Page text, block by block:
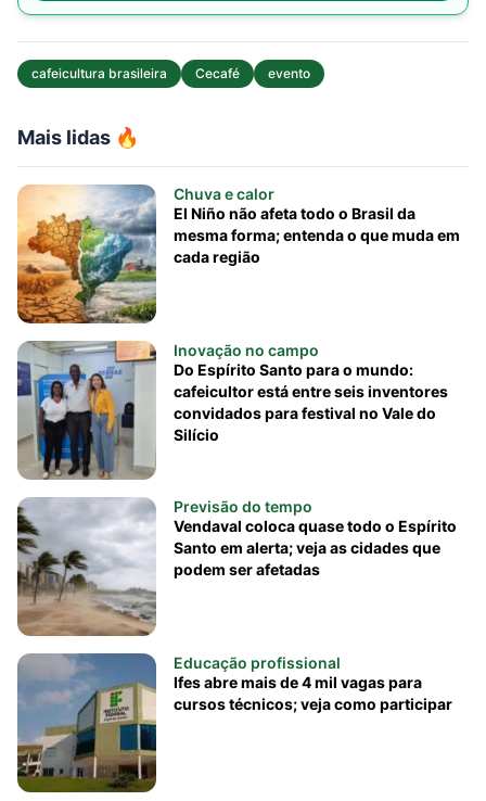
Mais lidas 🔥
Chuva e calor
El Niño não afeta todo o Brasil da
mesma forma; entenda o que muda em
cada região
Inovação no campo
Do Espírito Santo para o mundo:
cafeicultor está entre seis inventores
convidados para festival no Vale do
Silício
Previsão do tempo
Vendaval coloca quase todo o Espírito
Santo em alerta; veja as cidades que
podem ser afetadas
Educação profissional
Ifes abre mais de 4 mil vagas para
cursos técnicos; veja como participar
cafeicultura brasileira Cecafé evento